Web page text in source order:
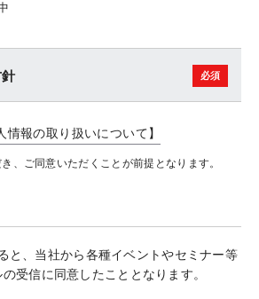
情報の取り扱いについて】
、ご同意いただくことが前提となります。
と、当社から各種イベントやセミナー等
受信に同意したこととなります。